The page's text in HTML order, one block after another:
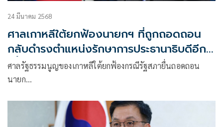
24 มีนาคม 2568
ศาลเกาหลีใต้ยกฟ้องนายกฯ ที่ถูกถอดถอน
กลับดำรงตำแหน่งรักษาการประธานาธิบดีอีก
ครั้ง
ศาลรัฐธรรมนูญของเกาหลีใต้ยกฟ้องกรณีรัฐสภายื่นถอดถอน
นายก…